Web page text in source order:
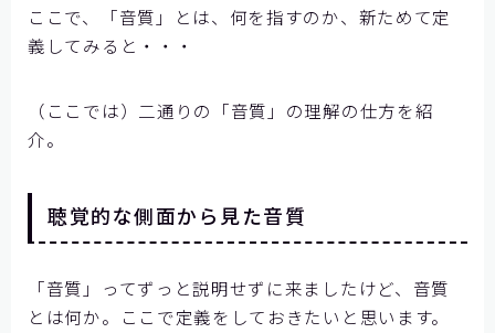
ここで、「音質」とは、何を指すのか、新ためて定
義してみると・・・
（ここでは）二通りの「音質」の理解の仕方を紹
介。
聴覚的な側面から見た音質
「音質」ってずっと説明せずに来ましたけど、音質
とは何か。ここで定義をしておきたいと思います。